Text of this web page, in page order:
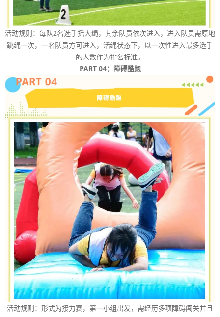
活动规则：每队2名选手摇大绳，其余队员依次进入，进入队员需原地
跳绳一次，一名队员方可进入，活绳状态下，以一次性进入最多选手
的人数作为排名标准。
PART 04：障碍酷跑
活动规则：形式为接力赛，第一小组出发，需经历多项障碍闯关并且